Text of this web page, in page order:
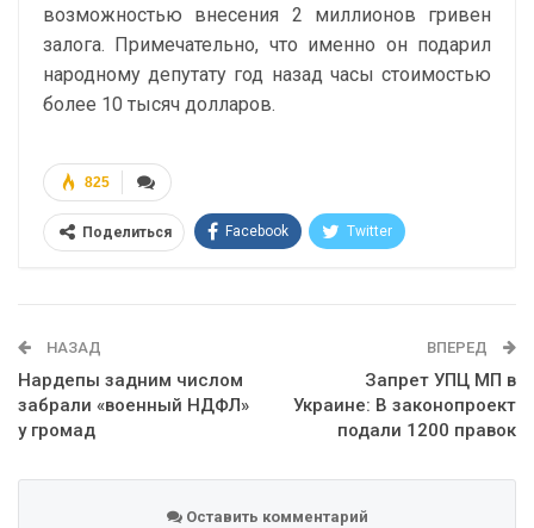
возможностью внесения 2 миллионов гривен
залога. Примечательно, что именно он подарил
народному депутату год назад часы стоимостью
более 10 тысяч долларов.
825
Поделиться Facebook Twitter
НАЗАД
Нардепы задним числом
забрали «военный НДФЛ»
у громад
ВПЕРЕД
Запрет УПЦ МП в
Украине: В законопроект
подали 1200 правок
Оставить комментарий